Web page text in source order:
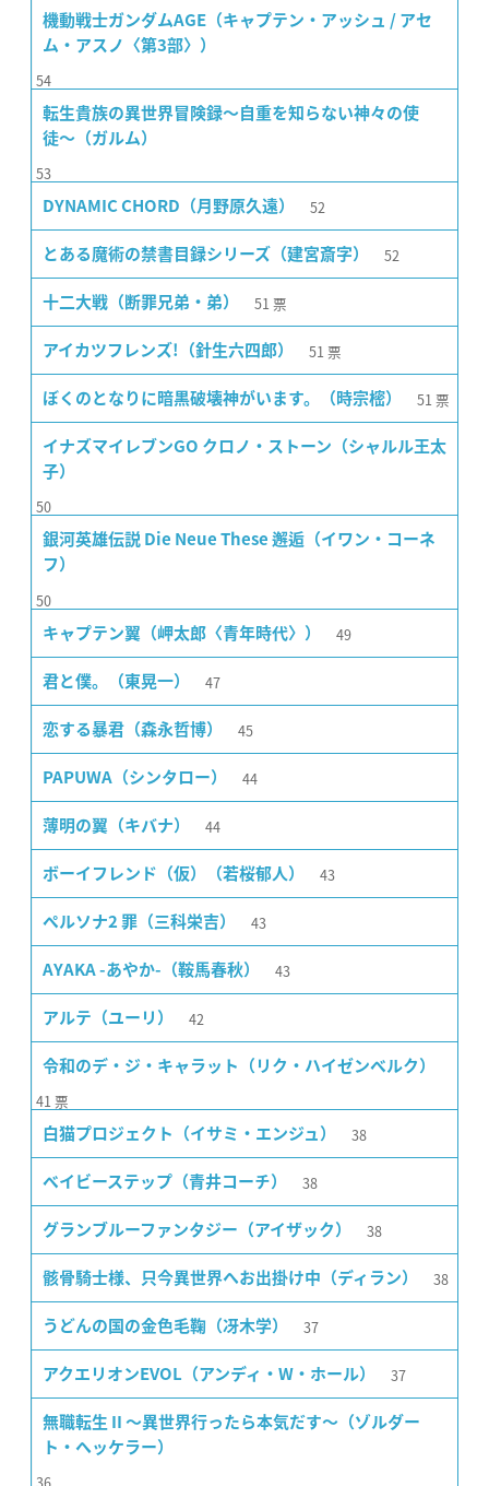
機動戦士ガンダムAGE（キャプテン・アッシュ / アセ
ム・アスノ〈第3部〉）
54
転生貴族の異世界冒険録〜自重を知らない神々の使
徒〜（ガルム）
53
DYNAMIC CHORD（月野原久遠） 52
とある魔術の禁書目録シリーズ（建宮斎字） 52
十二大戦（断罪兄弟・弟） 51 票
アイカツフレンズ!（針生六四郎） 51 票
ぼくのとなりに暗黒破壊神がいます。（時宗樒） 51 票
イナズマイレブンGO クロノ・ストーン（シャルル王太
子）
50
銀河英雄伝説 Die Neue These 邂逅（イワン・コーネ
フ）
50
キャプテン翼（岬太郎〈青年時代〉） 49
君と僕。（東晃一） 47
恋する暴君（森永哲博） 45
PAPUWA（シンタロー） 44
薄明の翼（キバナ） 44
ボーイフレンド（仮）（若桜郁人） 43
ペルソナ2 罪（三科栄吉） 43
AYAKA -あやか-（鞍馬春秋） 43
アルテ（ユーリ） 42
令和のデ・ジ・キャラット（リク・ハイゼンベルク）
41 票
白猫プロジェクト（イサミ・エンジュ） 38
ベイビーステップ（青井コーチ） 38
グランブルーファンタジー（アイザック） 38
骸骨騎士様、只今異世界へお出掛け中（ディラン） 38
うどんの国の金色毛鞠（冴木学） 37
アクエリオンEVOL（アンディ・W・ホール） 37
無職転生 II 〜異世界行ったら本気だす〜（ゾルダー
ト・ヘッケラー）